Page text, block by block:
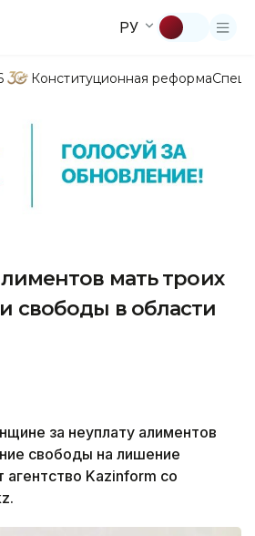
РУ
Конституционная реформа
мать троих
свободы в области
за неуплату алиментов
свободы на лишение
Kazinform со